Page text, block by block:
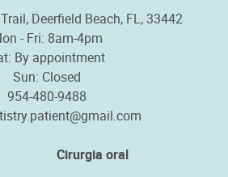
Deerfield Beach, FL, 33442
- Fri: 8am-4pm
By appointment
Sun: Closed
954-480-9488
Cirurgia oral